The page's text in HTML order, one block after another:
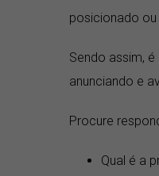
posicionado ou
Sendo assim,
anunciando e
Procure
Qual é a